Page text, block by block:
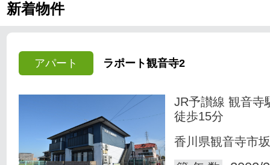
新着物件
アパート ラポート観音寺2
JR予讃線 観音寺
徒歩15分
香川県観音寺市